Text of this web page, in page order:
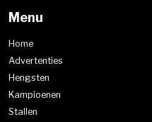
Menu
Home
Advertenties
Hengsten
Kampioenen
Stallen